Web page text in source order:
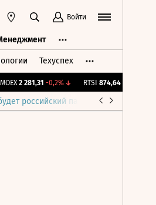
Войти
Техуспех
2 281,31 -0,2%↓ RTSI 874,64 -1,12%
российский парламент